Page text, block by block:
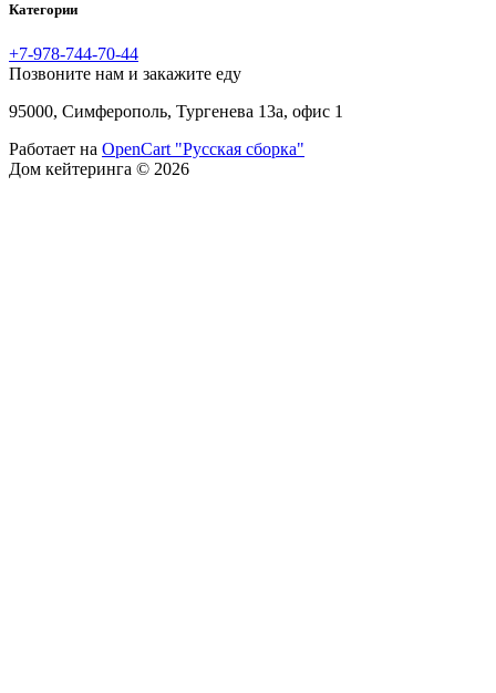
Категории
+7-978-744-70-44
Позвоните нам и закажите еду
95000, Симферополь, Тургенева 13а, офис 1
Работает на OpenCart "Русская сборка"
Дом кейтеринга © 2026